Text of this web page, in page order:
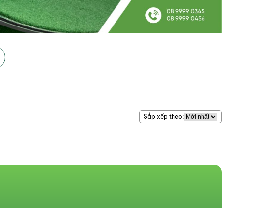
Cỏ nhân tạo
Sắp xếp theo: